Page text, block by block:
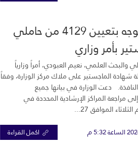
وزير التعليم يوجه بتعيين 4129 من حاملي
بأمر وزاري
والبحث العلمي، نعيم العبودي، أمراً وزارياً
من حملة شهادة الماجستير على ملاك مركز الوزارة، وفقاً
دعت الوزارة في بيانها جميع
مراجعة المراكز الإرشادية المحددة في
الموافق 27...
اكمل القراءة